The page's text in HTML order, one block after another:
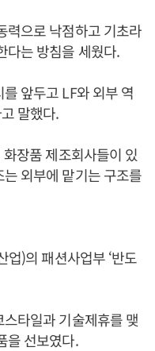
력으로 낙점하고 기초라
다는 방침을 세웠다.
앞두고 LF와 외부 역
말했다.
장품 제조회사들이 있
외부에 맡기는 구조를
)의 패션사업부 ‘반도
타일과 기술제휴를 맺
을 선보였다.